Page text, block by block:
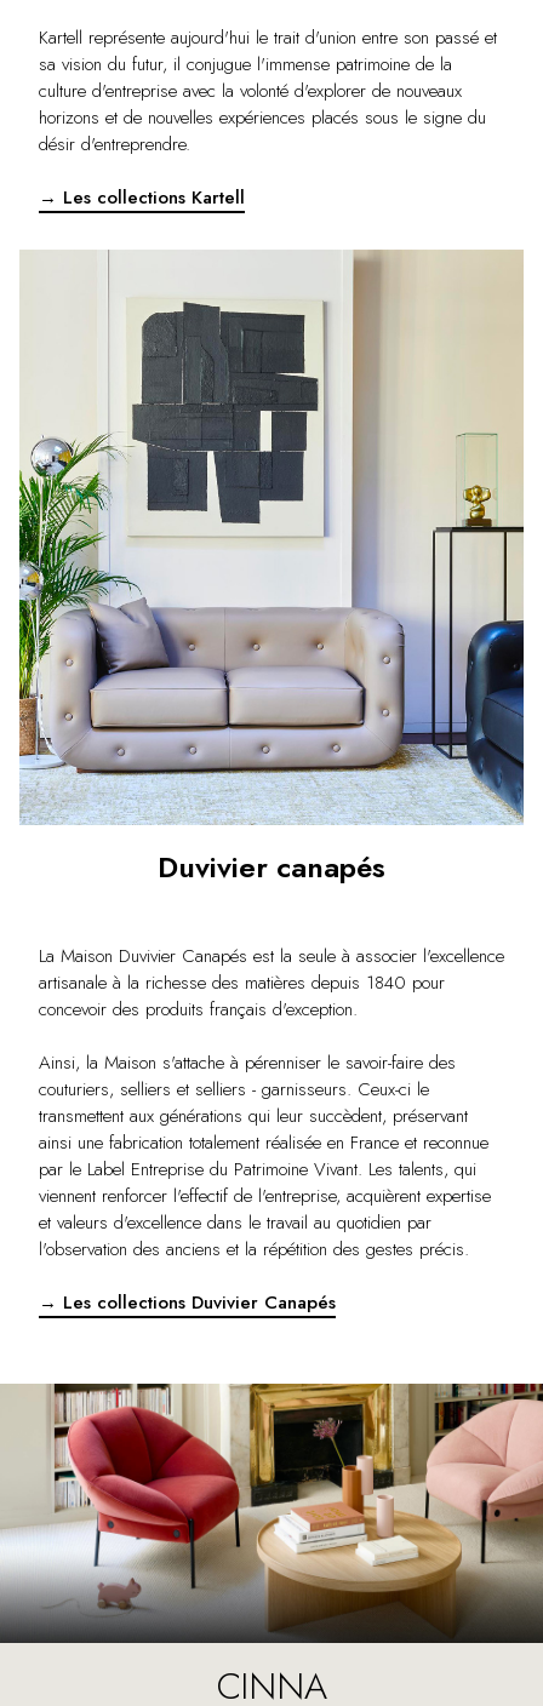
Kartell représente aujourd'hui le trait d'union entre son passé et
sa vision du futur, il conjugue l'immense patrimoine de la
culture d'entreprise avec la volonté d'explorer de nouveaux
horizons et de nouvelles expériences placés sous le signe du
désir d'entreprendre.
→ Les collections Kartell
Duvivier canapés
La Maison Duvivier Canapés est la seule à associer l'excellence
artisanale à la richesse des matières depuis 1840 pour
concevoir des produits français d'exception.
Ainsi, la Maison s'attache à pérenniser le savoir-faire des
couturiers, selliers et selliers - garnisseurs. Ceux-ci le
transmettent aux générations qui leur succèdent, préservant
ainsi une fabrication totalement réalisée en France et reconnue
par le Label Entreprise du Patrimoine Vivant. Les talents, qui
viennent renforcer l'effectif de l'entreprise, acquièrent expertise
et valeurs d'excellence dans le travail au quotidien par
l'observation des anciens et la répétition des gestes précis.
→ Les collections Duvivier Canapés
CINNA